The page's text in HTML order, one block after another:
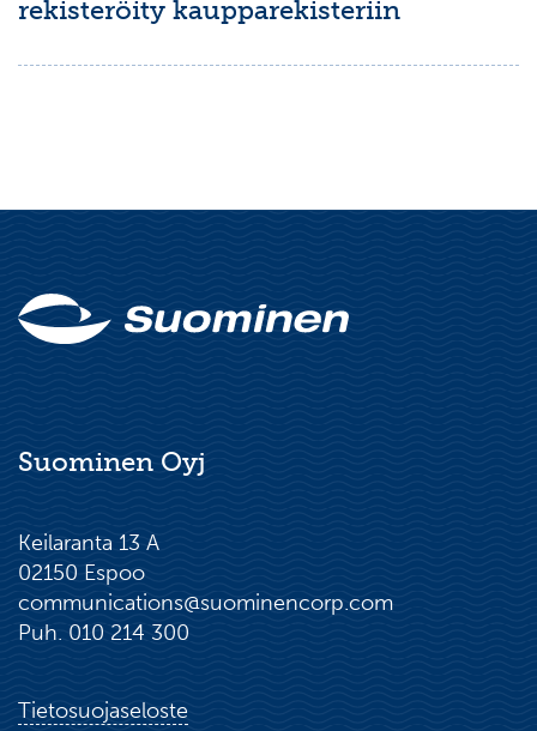
rekisteröity kaupparekisteriin
Suominen Oyj
Keilaranta 13 A
02150 Espoo
communications@suominencorp.com
Puh. 010 214 300
Tietosuojaseloste